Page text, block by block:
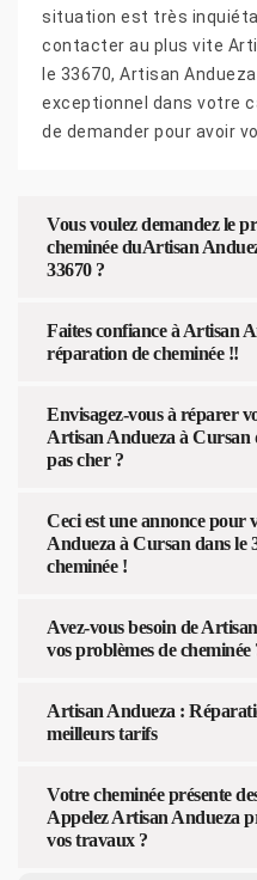
situation est très
contacter au plus vite
le 33670, Artisan
exceptionnel dans votre
de demander pour avoir
Vous voulez demandez le
cheminée duArtisan
33670 ?
Faites confiance à Artisan
réparation de cheminée !!
Envisagez-vous à réparer
Artisan Andueza à Cursan
pas cher ?
Ceci est une annonce pour
Andueza à Cursan dans le
cheminée !
Avez-vous besoin de
vos problèmes de cheminée
Artisan Andueza :
meilleurs tarifs
Votre cheminée présente
Appelez Artisan Andueza
vos travaux ?